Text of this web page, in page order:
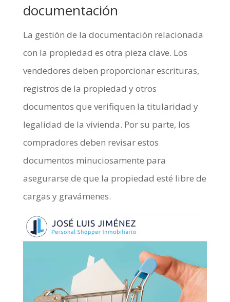
documentación
La gestión de la documentación relacionada
con la propiedad es otra pieza clave. Los
vendedores deben proporcionar escrituras,
registros de la propiedad y otros
documentos que verifiquen la titularidad y
legalidad de la vivienda. Por su parte, los
compradores deben revisar estos
documentos minuciosamente para
asegurarse de que la propiedad esté libre de
cargas y gravámenes.